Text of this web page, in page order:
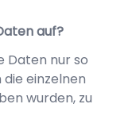
auf?
Daten nur so
einzelnen
wurden, zu